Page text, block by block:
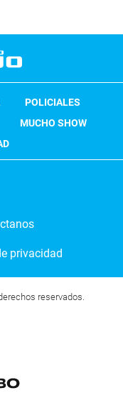
POLICIALES
MUCHO SHOW
privacidad
reservados.